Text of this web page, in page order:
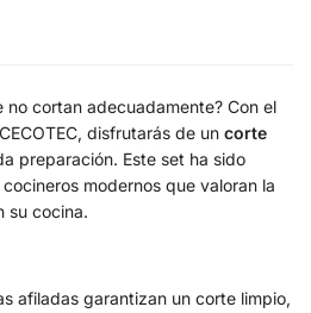
no cortan adecuadamente? Con el
disfrutarás de un corte
preparación. Este set ha sido
modernos que valoran la
su cocina.
afiladas garantizan un corte limpio,